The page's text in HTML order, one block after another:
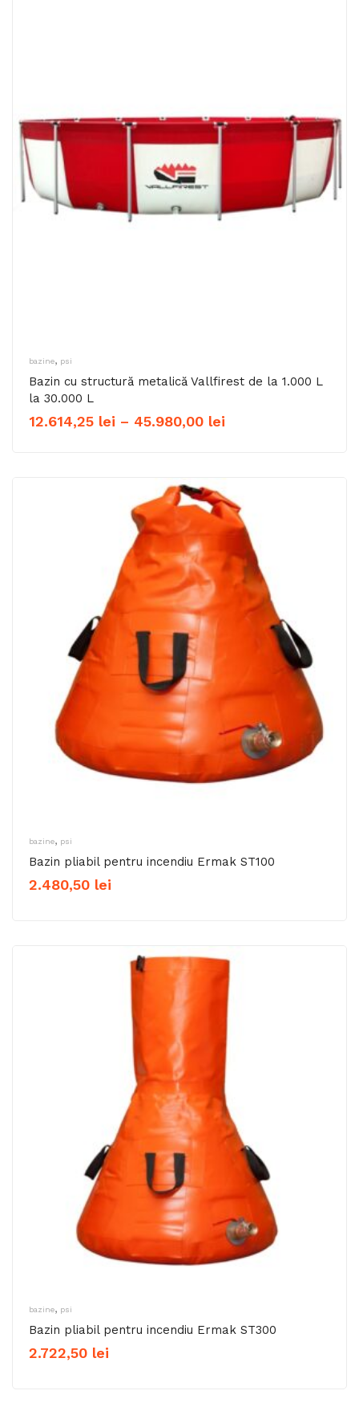
bazine, psi
Bazin cu structură metalică Vallfirest de la 1.000 L
la 30.000 L
12.614,25 lei – 45.980,00 lei
12.614,25 lei
până
45.980,00 lei
bazine, psi
Bazin pliabil pentru incendiu Ermak ST100
2.480,50 lei
bazine, psi
Bazin pliabil pentru incendiu Ermak ST300
2.722,50 lei